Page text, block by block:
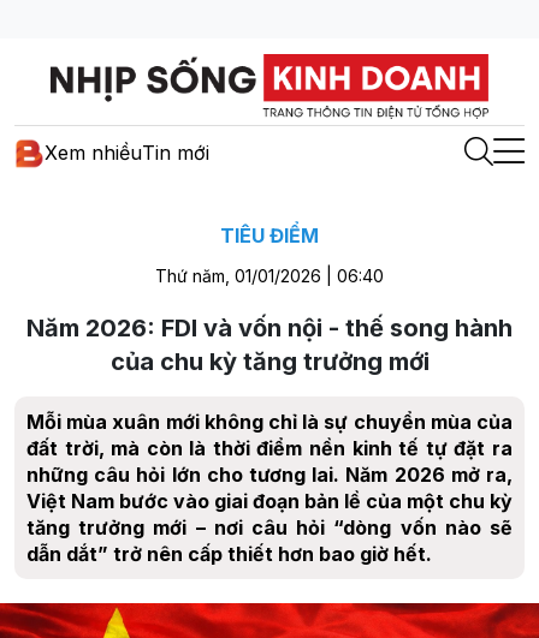
Xem nhiềuTin mới
TIÊU ĐIỂM
Thứ năm, 01/01/2026 | 06:40
Năm 2026: FDI và vốn nội - thế song hành
của chu kỳ tăng trưởng mới
Mỗi mùa xuân mới không chỉ là sự chuyển mùa của
đất trời, mà còn là thời điểm nền kinh tế tự đặt ra
những câu hỏi lớn cho tương lai. Năm 2026 mở ra,
Việt Nam bước vào giai đoạn bản lề của một chu kỳ
tăng trưởng mới – nơi câu hỏi “dòng vốn nào sẽ
dẫn dắt” trở nên cấp thiết hơn bao giờ hết.